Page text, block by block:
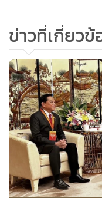
เข้าใจระหว่างคน เป็น
อำนาจ และการเปิดกว้า
ข่าวที่เกี่ยวข้